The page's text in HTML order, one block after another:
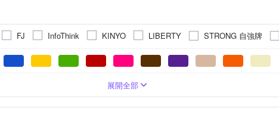
FJ InfoThink KINYO LIBERTY STRONG 自強牌
展開全部